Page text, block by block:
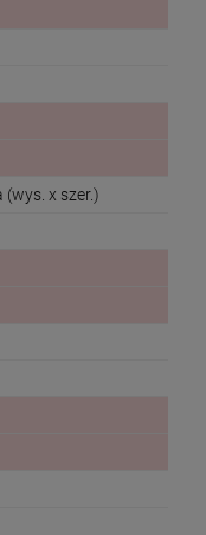
x szer.)